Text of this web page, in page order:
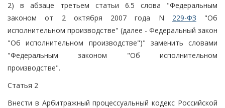
2) в абзаце третьем статьи 6.5 слова "Федеральным
законом от 2 октября 2007 года N 229-ФЗ "Об
исполнительном производстве" (далее - Федеральный закон
"Об исполнительном производстве")" заменить словами
"Федеральным законом "Об исполнительном
производстве".
Статья 2
Внести в Арбитражный процессуальный кодекс Российской